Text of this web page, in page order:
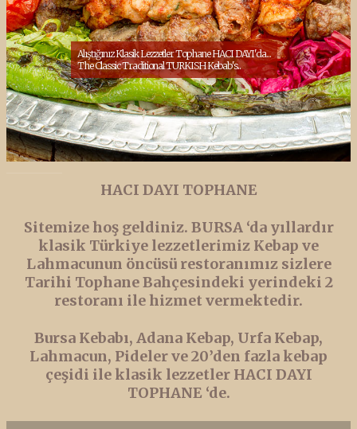
Alıştığınız Klasik Lezzetler Tophane HACI DAYI'da...
The Classic Traditional TURKISH Kebab's..
HACI DAYI TOPHANE
Sitemize hoş geldiniz. BURSA ‘da yıllardır
klasik Türkiye lezzetlerimiz Kebap ve
Lahmacunun öncüsü restoranımız sizlere
Tarihi Tophane Bahçesindeki yerindeki 2
restoranı ile hizmet vermektedir.
Bursa Kebabı, Adana Kebap, Urfa Kebap,
Lahmacun, Pideler ve 20’den fazla kebap
çeşidi ile klasik lezzetler HACI DAYI
TOPHANE ‘de.